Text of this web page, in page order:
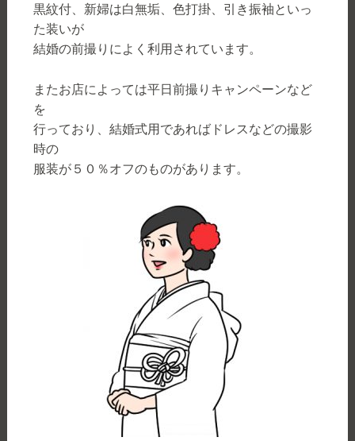
黒紋付、新婦は白無垢、色打掛、引き振袖といっ
た装いが
結婚の前撮りによく利用されています。
またお店によっては平日前撮りキャンペーンなど
を
行っており、結婚式用であればドレスなどの撮影
時の
服装が５０％オフのものがあります。